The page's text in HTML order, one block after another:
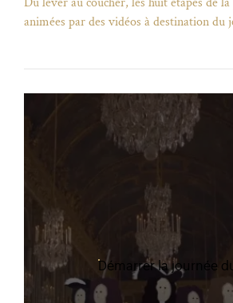
onglet)
nouvel onglet)
fenêtre modale)
de l'application (ouverture dans
animées par des vidéos à destination du
Démarrer la journée